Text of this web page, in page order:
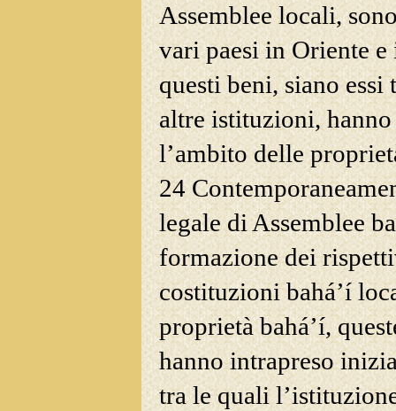
Assemblee locali,
vari paesi in Oriente
questi beni, siano
altre istituzioni,
l’ambito delle
24
legale di Assemblee
formazione dei
costituzioni bahá’í
proprietà bahá’í,
hanno intrapreso
tra le quali